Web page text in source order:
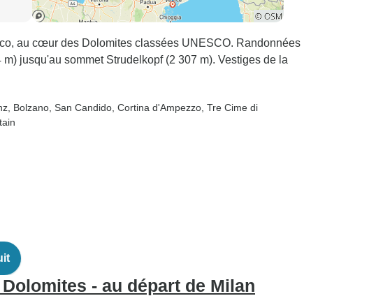
au cœur des Dolomites classées UNESCO. Randonnées
jusqu'au sommet Strudelkopf (2 307 m). Vestiges de la
, Bolzano , San Candido , Cortina d'Ampezzo , Tre Cime di
- au départ de Milan